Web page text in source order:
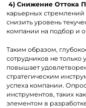
4)Снижение Оттока
карьерных
снизить уровень
компании на подбор и
Таким образом,
сотрудников не
повышает
стратегическим
успеха компании.
инструментов, таких
элементом в